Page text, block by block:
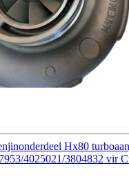
Hx80
4025021/3804832 vir